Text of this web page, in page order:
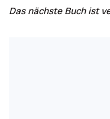
Das nächste Buch ist